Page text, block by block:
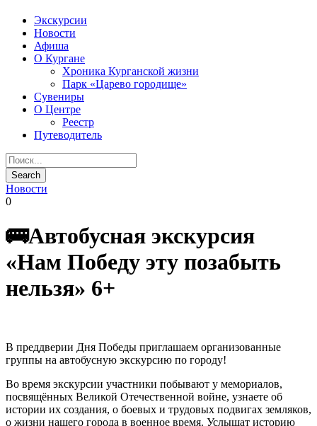
Экскурсии
Новости
Афиша
О Кургане
Хроника Курганской жизни
Парк «Царево городище»
Сувениры
О Центре
Реестр
Путеводитель
Новости
0
🚌Автобусная экскурсия
«Нам Победу эту позабыть
нельзя» 6+
В преддверии Дня Победы приглашаем организованные
группы на автобусную экскурсию по городу!
Во время экскурсии участники побывают у мемориалов,
посвящённых Великой Отечественной войне, узнаете об
истории их создания, о боевых и трудовых подвигах земляков,
о жизни нашего города в военное время. Услышат историю